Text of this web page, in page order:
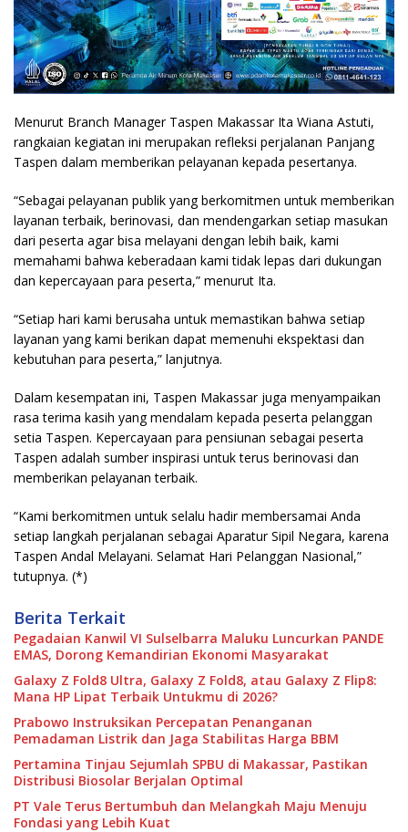
Menurut Branch Manager Taspen Makassar Ita Wiana Astuti,
rangkaian kegiatan ini merupakan refleksi perjalanan Panjang
Taspen dalam memberikan pelayanan kepada pesertanya.
“Sebagai pelayanan publik yang berkomitmen untuk memberikan
layanan terbaik, berinovasi, dan mendengarkan setiap masukan
dari peserta agar bisa melayani dengan lebih baik, kami
memahami bahwa keberadaan kami tidak lepas dari dukungan
dan kepercayaan para peserta,” menurut Ita.
“Setiap hari kami berusaha untuk memastikan bahwa setiap
layanan yang kami berikan dapat memenuhi ekspektasi dan
kebutuhan para peserta,” lanjutnya.
Dalam kesempatan ini, Taspen Makassar juga menyampaikan
rasa terima kasih yang mendalam kepada peserta pelanggan
setia Taspen. Kepercayaan para pensiunan sebagai peserta
Taspen adalah sumber inspirasi untuk terus berinovasi dan
memberikan pelayanan terbaik.
“Kami berkomitmen untuk selalu hadir membersamai Anda
setiap langkah perjalanan sebagai Aparatur Sipil Negara, karena
Taspen Andal Melayani. Selamat Hari Pelanggan Nasional,”
tutupnya. (*)
Berita Terkait
Pegadaian Kanwil VI Sulselbarra Maluku Luncurkan PANDE
EMAS, Dorong Kemandirian Ekonomi Masyarakat
Galaxy Z Fold8 Ultra, Galaxy Z Fold8, atau Galaxy Z Flip8:
Mana HP Lipat Terbaik Untukmu di 2026?
Prabowo Instruksikan Percepatan Penanganan
Pemadaman Listrik dan Jaga Stabilitas Harga BBM
Pertamina Tinjau Sejumlah SPBU di Makassar, Pastikan
Distribusi Biosolar Berjalan Optimal
PT Vale Terus Bertumbuh dan Melangkah Maju Menuju
Fondasi yang Lebih Kuat